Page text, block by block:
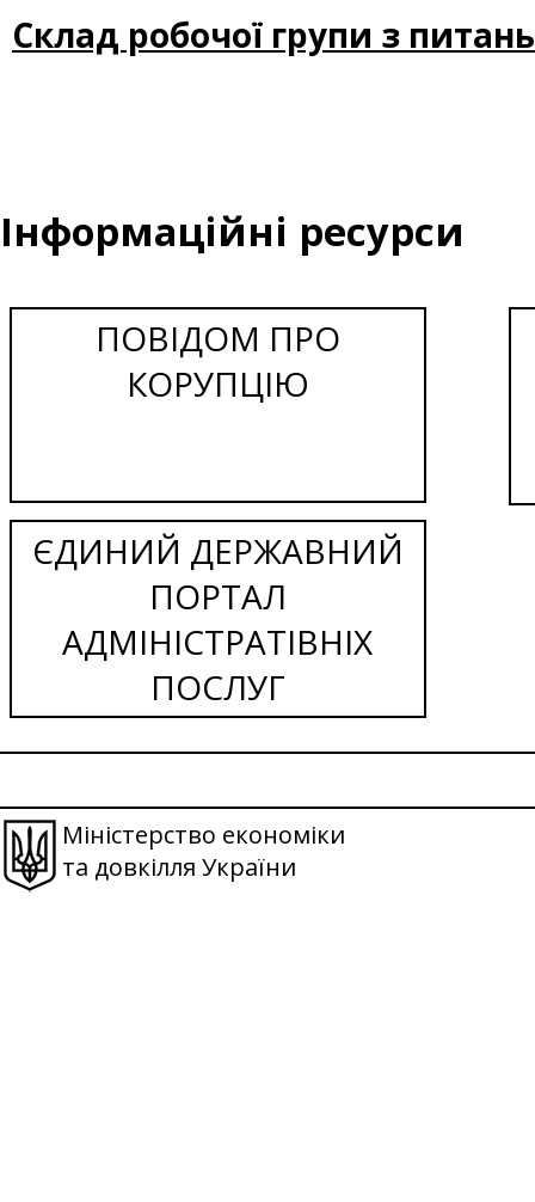
Склад робочої групи з
Інформаційні ресурси
ПОВІДОМ ПРО
КОРУПЦІЮ
ЄДИНИЙ ДЕРЖАВНИЙ
ПОРТАЛ
АДМІНІСТРАТІВНІХ
ПОСЛУГ
Міністерство економіки
та довкілля України